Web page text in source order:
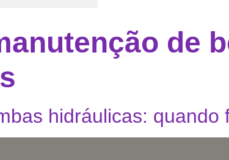
de
hidráulicas: quando